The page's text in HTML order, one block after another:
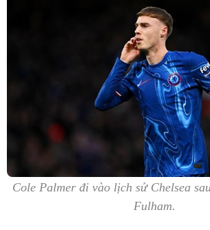
Cole Palmer đi vào lịch sử Chelsea
Fulham.